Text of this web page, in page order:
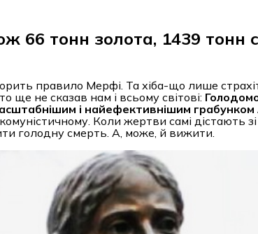
66 тонн золота, 1439 тонн
правило Мерфі. Та хіба-що лише
ще не сказав нам і всьому світові:
і найефективнішим
Коли жертви самі дістають зі
голодну смерть. А, може, й вижити.